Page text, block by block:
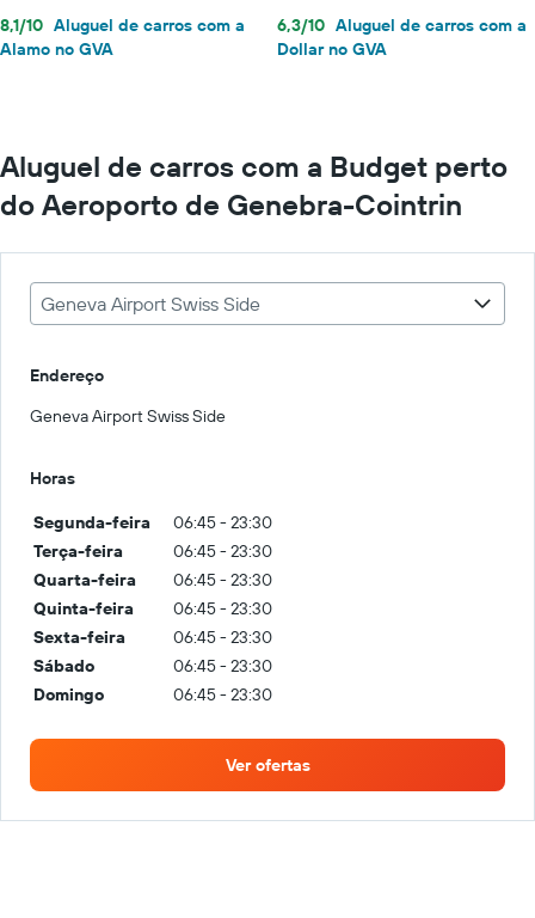
8,1/10 Aluguel de carros com a
Alamo no GVA
6,3/10 Aluguel de carros com a
Dollar no GVA
Aluguel de carros com a Budget perto
do Aeroporto de Genebra-Cointrin
Geneva Airport Swiss Side
Endereço
Geneva Airport Swiss Side
Horas
Segunda-feira
06:45 - 23:30
Terça-feira
06:45 - 23:30
Quarta-feira
06:45 - 23:30
Quinta-feira
06:45 - 23:30
Sexta-feira
06:45 - 23:30
Sábado
06:45 - 23:30
Domingo
06:45 - 23:30
Ver ofertas